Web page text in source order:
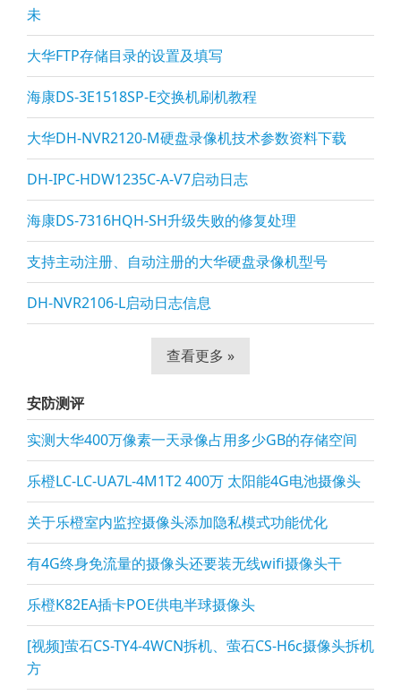
未
大华FTP存储目录的设置及填写
海康DS-3E1518SP-E交换机刷机教程
大华DH-NVR2120-M硬盘录像机技术参数资料下载
DH-IPC-HDW1235C-A-V7启动日志
海康DS-7316HQH-SH升级失败的修复处理
支持主动注册、自动注册的大华硬盘录像机型号
DH-NVR2106-L启动日志信息
查看更多 »
安防测评
实测大华400万像素一天录像占用多少GB的存储空间
乐橙LC-LC-UA7L-4M1T2 400万 太阳能4G电池摄像头
关于乐橙室内监控摄像头添加隐私模式功能优化
有4G终身免流量的摄像头还要装无线wifi摄像头干
乐橙K82EA插卡POE供电半球摄像头
[视频]萤石CS-TY4-4WCN拆机、萤石CS-H6c摄像头拆机
方